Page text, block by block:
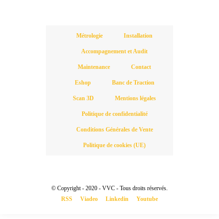
Métrologie Installation
Accompagnement et Audit
Maintenance Contact
Eshop Banc de Traction
Scan 3D Mentions légales
Politique de confidentialité
Conditions Générales de Vente
Politique de cookies (UE)
© Copyright - 2020 - VVC - Tous droits réservés.
RSS
Viadeo Linkedin Youtube